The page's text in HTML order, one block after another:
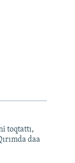
toqtattı,
daa